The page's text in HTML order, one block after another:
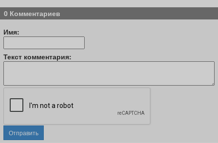
0 Комментариев
Имя:
Текст комментария:
Отправить